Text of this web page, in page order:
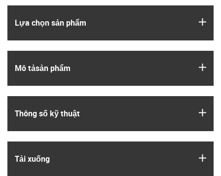
Lựa chọn sản phẩm
Mô tả­sản phẩm
Thông số kỹ thuật
Tải xuống